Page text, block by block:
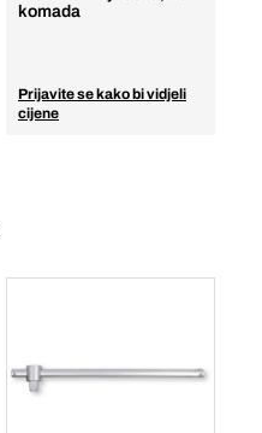
komada
Prijavite se kako bi vidjeli
cijene